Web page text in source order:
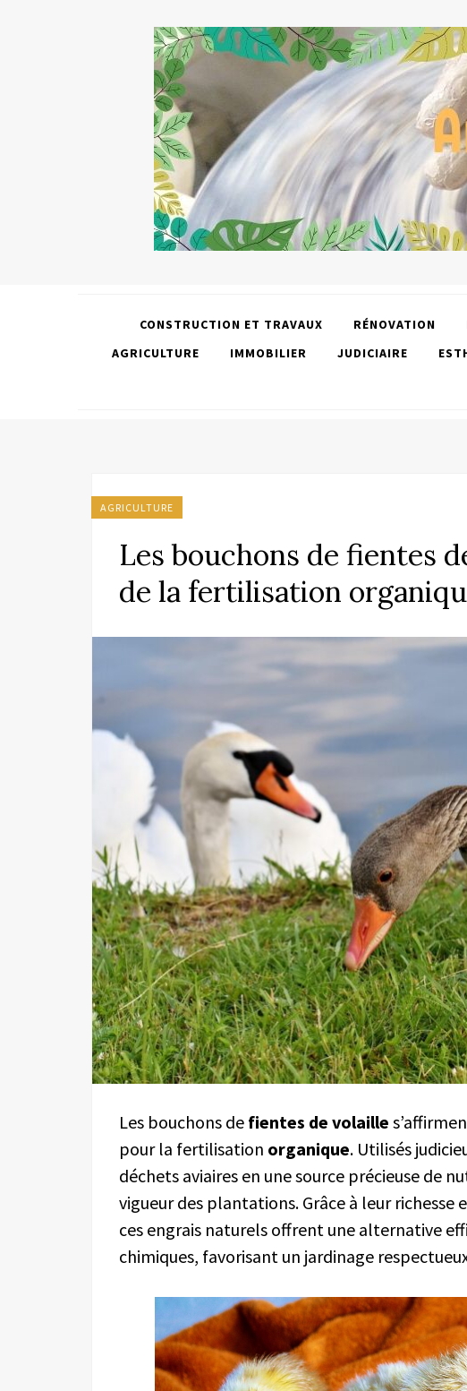
CONSTRUCTION ET TRAVAUX RÉNOVATION
AGRICULTURE
IMMOBILIER JUDICIAIRE
AGRICULTURE
Les bouchons de fientes
de la fertilisation
Les bouchons de fientes de volaille
pour la fertilisation organique. Utilisés
déchets aviaires en une source précieuse de
vigueur des plantations. Grâce à leur richesse
ces engrais naturels offrent une alternative
chimiques, favorisant un jardinage